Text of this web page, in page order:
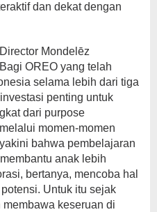
dan dekat dengan
Mondelēz
OREO yang telah
selama lebih dari tiga
penting untuk
dari purpose
momen-momen
bahwa pembelajaran
anak lebih
bertanya, mencoba hal
Untuk itu sejak
keseruan di